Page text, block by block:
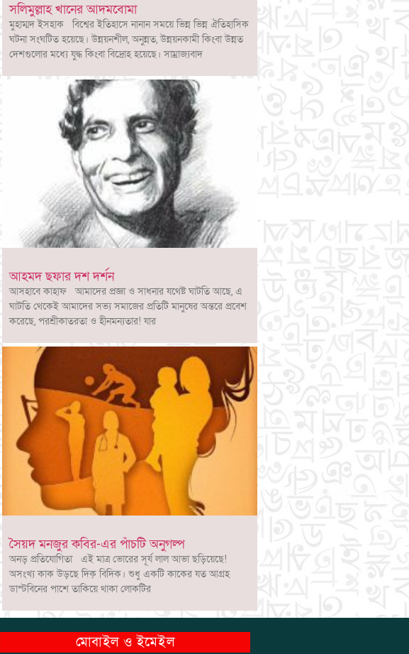
সলিমুল্লাহ খানের আদমবোমা
মুহাম্মদ ইসহাক বিশ্বের ইতিহাসে নানান সময়ে ভিন্ন ভিন্ন ঐতিহাসিক
ঘটনা সংঘটিত হয়েছে। উন্নয়নশীল, অনুন্নত, উন্নয়নকামী কিংবা উন্নত
দেশগুলোর মধ্যে যুদ্ধ কিংবা বিদ্রোহ হয়েছে। সাম্রাজ্যবাদ
আহমদ ছফার দশ দর্শন
আসহাবে কাহাফ আমাদের প্রজ্ঞা ও সাধনার যথেষ্ট ঘাটতি আছে, এ
ঘাটতি থেকেই আমাদের সভ্য সমাজের প্রতিটি মানুষের অন্তরে প্রবেশ
করেছে, পরশ্রীকাতরতা ও হীনমন্যতার! যার
সৈয়দ মনজুর কবির-এর পাঁচটি অনুগল্প
অনড় প্রতিযোগিতা এই মাত্র ভোরের সূর্য লাল আভা ছড়িয়েছে!
অসংখ্য কাক উড়ছে দিক্ বিদিক। শুধু একটি কাকের যত আগ্রহ
ডাস্টবিনের পাশে তাকিয়ে থাকা লোকটির
মোবাইল ও ইমেইল